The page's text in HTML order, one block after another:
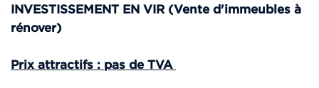
INVESTISSEMENT EN VIR (Vente d'immeubles à
rénover)
Prix attractifs : pas de TVA